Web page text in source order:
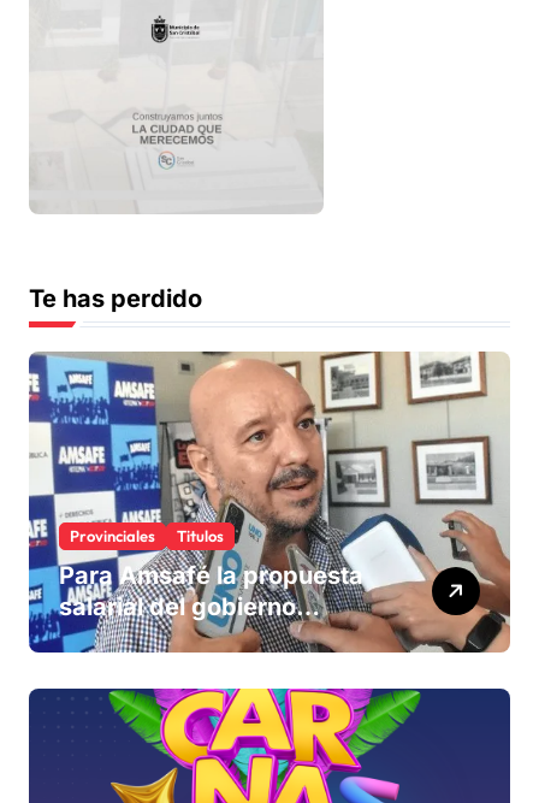
Te has perdido
Provinciales Titulos
Para Amsafé la propuesta
salarial del gobierno
«queda corta» y el viernes
rechaza